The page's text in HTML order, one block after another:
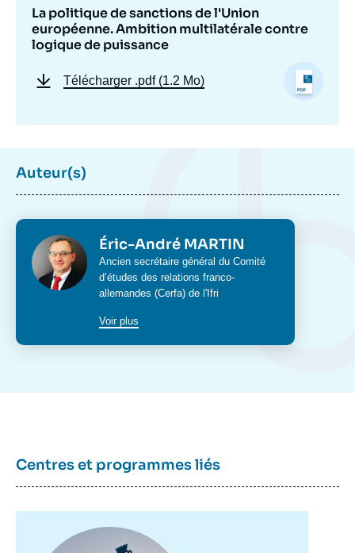
La politique de sanctions de l'Union
européenne. Ambition multilatérale contre
logique de puissance
Télécharger .pdf (1.2 Mo)
Auteur(s)
Photo Éric-André MARTIN
Intitulé
du
poste
Ancien secrétaire général du Comité
d’études des relations franco-
allemandes (Cerfa) de l'Ifri
Voir plus
Centres et programmes liés
principale